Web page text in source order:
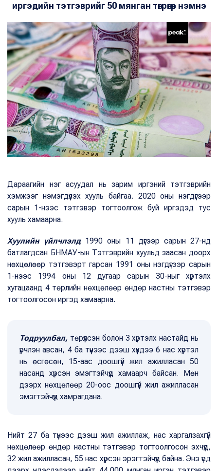
иргэдийн тэтгэврийг 50 мянган төгрөгөөр нэмнэ
Дараагийн нэг асуудал нь зарим иргэний тэтгэврийн
хэмжээг нэмэгдүүлэх хууль байгаа. 2020 оны нэгдүгээр
сарын 1-нээс тэтгэвэр тогтоолгож буй иргэдэд тус
хууль хамаарна.
Хуулийн үйлчлэлд1990 оны 11 дүгээр сарын 27-нд
батлагдсан БНМАУ-ын Тэтгэврийн хуульд заасан доорх
нөхцөлөөр тэтгэвэрт гарсан 1991 оны нэгдүгээр сарын
1-нээс 1994 оны 12 дугаар сарын 30-ныг хүртэлх
хугацаанд 4 төрлийн нөхцөлөөр өндөр настны тэтгэвэр
тогтоолгосон иргэд хамаарна.
Тодруулбал, төрүүлсэн болон 3 хүртэлх настайд нь
үрчлэн авсан, 4 ба түүнээс дээш хүүхдээ 6 нас хүртэл
нь өсгөсөн, 15-аас доошгүй жил ажилласан 50
насанд хүрсэн эмэгтэйчүүд хамаарч байсан. Мөн
дээрх нөхцөлөөр 20-оос доошгүй жил ажилласан
эмэгтэйчүүд хамрагдана.
Нийт 27 ба түүнээс дээш жил ажиллаж, нас харгалзахгүй
нөхцөлөөр өндөр настны тэтгэвэр тогтоолгосон эхчүүд,
32 жил ажилласан, 55 нас хүрсэн эрэгтэйчүүд байна. Энэ үед